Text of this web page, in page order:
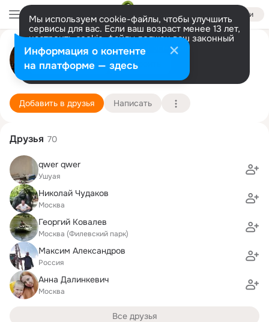
Войти
Мы используем cookie-файлы, чтобы улучшить
сервисы для вас. Если ваш возраст менее 13 лет,
настроить cookie-файлы должен ваш законный
представитель. Больше информации
Разрешить все Настроить
Александр Каширин
Москва
4 сентября (42 года)
МГУПИ, Московский государственный
Подробнее
Добавить в друзья Написать
Друзья 70
qwer qwer
Ушуая
Николай Чудаков
Москва
Георгий Ковалев
Москва (Филевский парк)
Максим Александров
Россия
Анна Далинкевич
Москва
Все друзья
Информация о контенте
на платформе — здесь